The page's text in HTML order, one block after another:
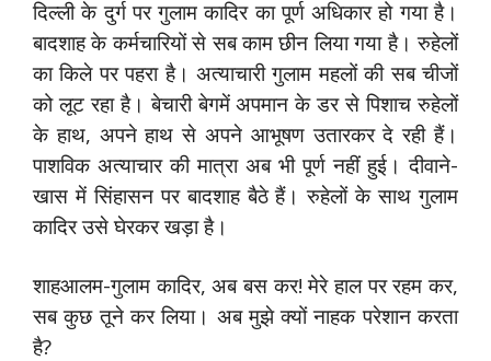
दिल्ली के दुर्ग पर गुलाम कादिर का पूर्ण अधिकार हो गया है।
बादशाह के कर्मचारियों से सब काम छीन लिया गया है। रुहेलों
का किले पर पहरा है। अत्याचारी गुलाम महलों की सब चीजों
को लूट रहा है। बेचारी बेगमें अपमान के डर से पिशाच रुहेलों
के हाथ, अपने हाथ से अपने आभूषण उतारकर दे रही हैं।
पाशविक अत्याचार की मात्रा अब भी पूर्ण नहीं हुई। दीवाने-
खास में सिंहासन पर बादशाह बैठे हैं। रुहेलों के साथ गुलाम
कादिर उसे घेरकर खड़ा है।
शाहआलम-गुलाम कादिर, अब बस कर! मेरे हाल पर रहम कर,
सब कुछ तूने कर लिया। अब मुझे क्यों नाहक परेशान करता
है?